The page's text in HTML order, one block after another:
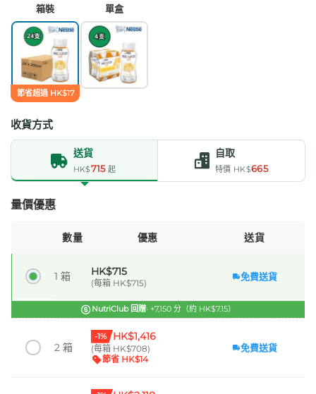
箱裝
節省超過 HK$17
單盒
收貨方式
送貨
HK$715起
自取
特價 HK$665
量價優惠
數量 優惠 送貨
1 箱 HK$715
(每箱 HK$715)
免費送貨
NutriClub 回贈· +7,150 分（約 HK$7.15）
2 箱
-1% HK$1,416
(每箱 HK$708)
節省 HK$14
免費送貨